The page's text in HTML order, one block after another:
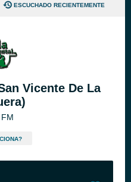
ESCUCHADO RECIENTEMENTE
Vicente De La